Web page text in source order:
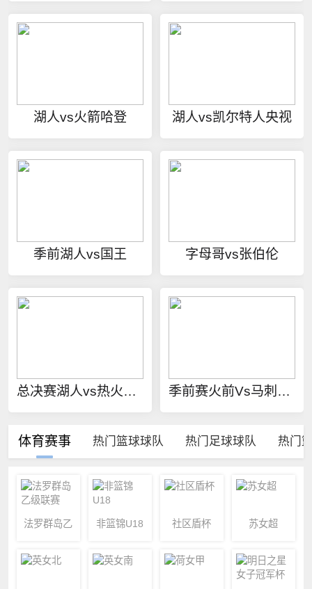
湖人vs火箭哈登 湖人vs凯尔特人央视
季前湖人vs国王 字母哥vs张伯伦
总决赛湖人vs热火技术统计 季前赛火前Vs马刺录像回放
体育赛事 热门篮球球队 热门足球球队 热门
法罗群岛乙 非篮锦U18 社区盾杯 苏女超